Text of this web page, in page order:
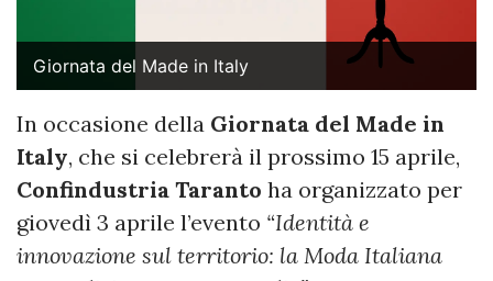
Giornata del Made in Italy
In occasione della Giornata del Made in
Italy, che si celebrerà il prossimo 15 aprile,
Confindustria Taranto ha organizzato per
giovedì 3 aprile l’evento “Identità e
innovazione sul territorio: la Moda Italiana